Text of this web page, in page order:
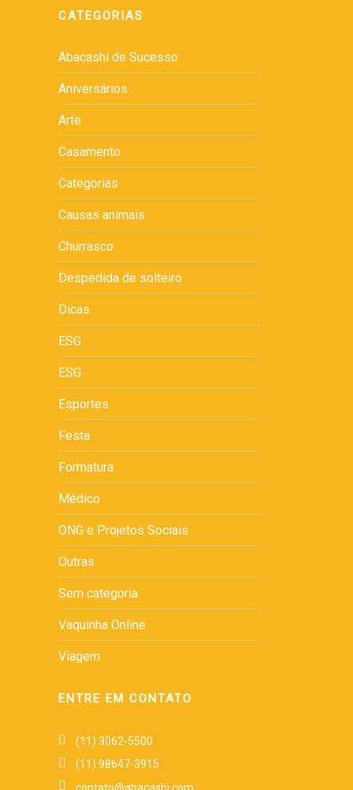
CATEGORIAS
Abacashi de Sucesso
Aniversários
Arte
Casamento
Categorias
Causas animais
Churrasco
Despedida de solteiro
Dicas
ESG
ESG
Esportes
Festa
Formatura
Médico
ONG e Projetos Sociais
Outras
Sem categoria
Vaquinha Online
Viagem
ENTRE EM CONTATO
(11) 3062-5500
(11) 98647-3915